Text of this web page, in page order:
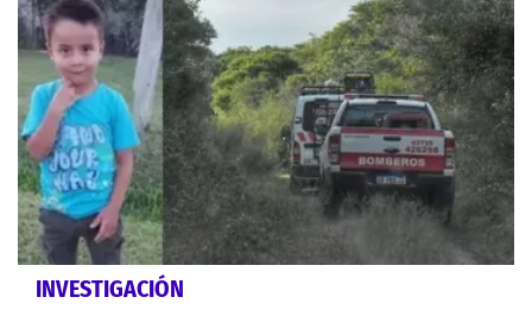
INVESTIGACIÓN